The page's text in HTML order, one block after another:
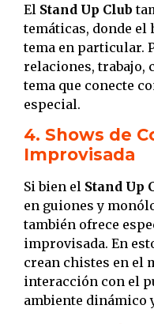
El Stand Up Club
temáticas, donde el
tema en particular.
relaciones, trabajo,
tema que conecte
especial.
4. Shows de
Improvisada
Si bien el Stand Up
en guiones y
también ofrece
improvisada. En
crean chistes en el
interacción con el
ambiente dinámico